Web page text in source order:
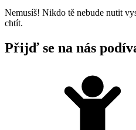
Nemusíš! Nikdo tě nebude nutit
chtít.
Přijď se na nás